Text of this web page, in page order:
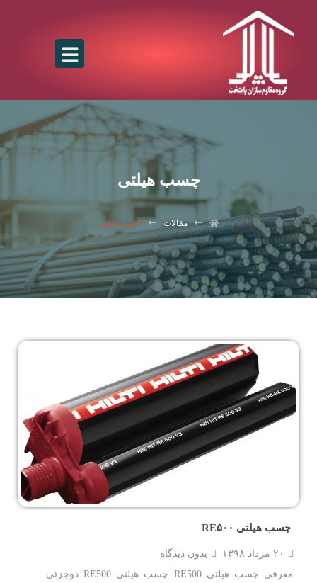
چسب هیلتی
مقالات چسب هیلتی
چسب هیلتی RE۵۰۰
۲۰ مرداد ۱۳۹۸
بدون دیدگاه
معرفی چسب هیلتی RE500 چسب هیلتی RE500 دوجزئی